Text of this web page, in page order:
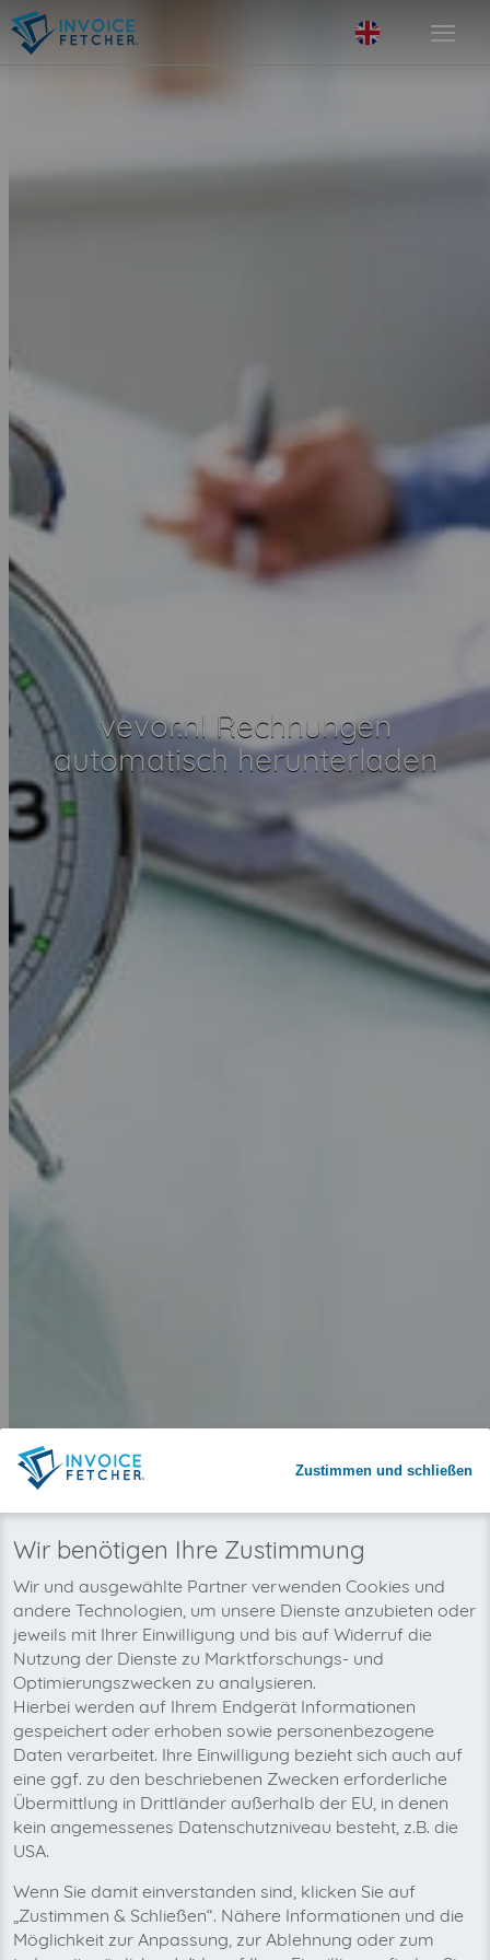
vevor.nl Rechnungen
automatisch herunterladen
Warum invoicefetcher®: REGISTRIEREN
Wir wollen auch bald Ihre vevor.nl-
Rechnungen automatisch abholen!
Zustimmen und schließen
Wir benötigen Ihre Zustimmung
Wir und ausgewählte Partner verwenden Cookies und
andere Technologien, um unsere Dienste anzubieten oder
jeweils mit Ihrer Einwilligung und bis auf Widerruf die
Nutzung der Dienste zu Marktforschungs- und
Optimierungszwecken zu analysieren.
Hierbei werden auf Ihrem Endgerät Informationen
gespeichert oder erhoben sowie personenbezogene
Daten verarbeitet. Ihre Einwilligung bezieht sich auch auf
eine ggf. zu den beschriebenen Zwecken erforderliche
Übermittlung in Drittländer außerhalb der EU, in denen
kein angemessenes Datenschutzniveau besteht, z.B. die
USA.
Wenn Sie damit einverstanden sind, klicken Sie auf
„Zustimmen & Schließen“. Nähere Informationen und die
Möglichkeit zur Anpassung, zur Ablehnung oder zum